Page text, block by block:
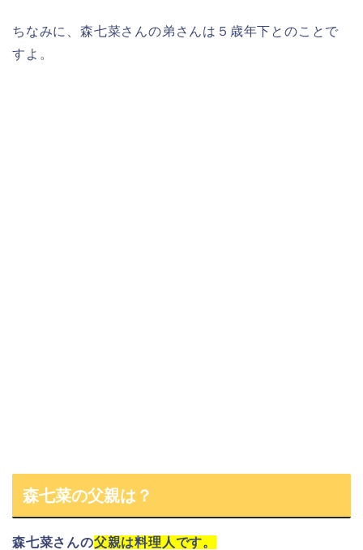
ちなみに、 森七菜さんの弟さんは ５歳年下とのことで
すよ。
森七菜の父親は？
森七菜さんの父親は料理人です。